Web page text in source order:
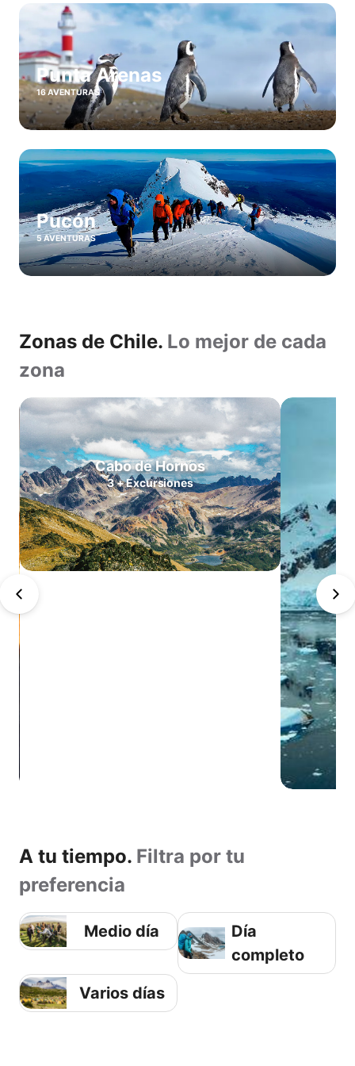
Punta Arenas
16 AVENTURAS
Pucón
5 AVENTURAS
Zonas de Chile. Lo mejor de cada
zona
Norte
Valles
Centrales
Zona
Lagos
Patagonia
Norte
Patagonia
Sur
Cabo
de
Hornos
Antártica
Cabo de Hornos
3+Excursiones
A tu tiempo. Filtra por tu
preferencia
Medio día
Día
completo
Varios días